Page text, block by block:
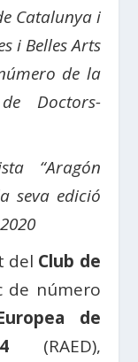
Catalunya i
i Belles Arts
de la
Doctors-
“Aragón
seva edició
del Club de
de número
de
(RAED),